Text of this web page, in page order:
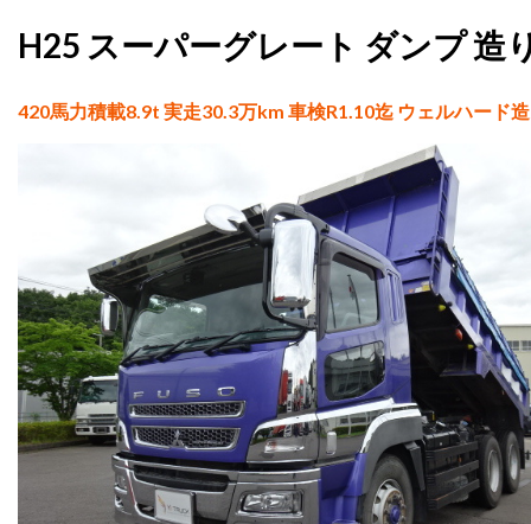
H25 スーパーグレート ダンプ
420馬力積載8.9t 実走30.3万km 車検R1.10迄 ウェルハード